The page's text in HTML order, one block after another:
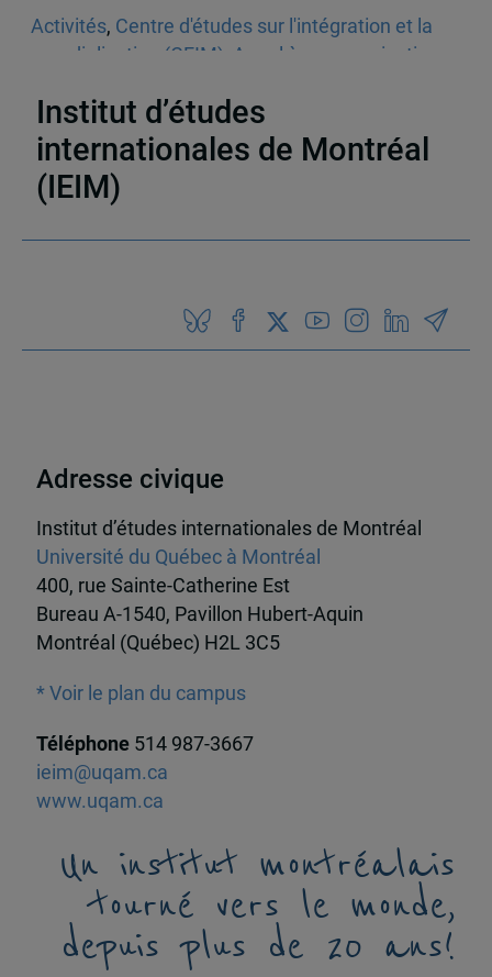
Activités, Centre d'études sur l'intégration et la
mondialisation (CEIM)
Appel à communications
Institut d’études
internationales de Montréal
(IEIM)
Adresse civique
Institut d’études internationales de Montréal
Université du Québec à Montréal
400, rue Sainte-Catherine Est
Bureau A-1540, Pavillon Hubert-Aquin
Montréal (Québec) H2L 3C5
* Voir le plan du campus
Téléphone 514 987-3667
ieim@uqam.ca
www.uqam.ca
Un institut montréalais
tourné vers le monde,
depuis plus de 20 ans!